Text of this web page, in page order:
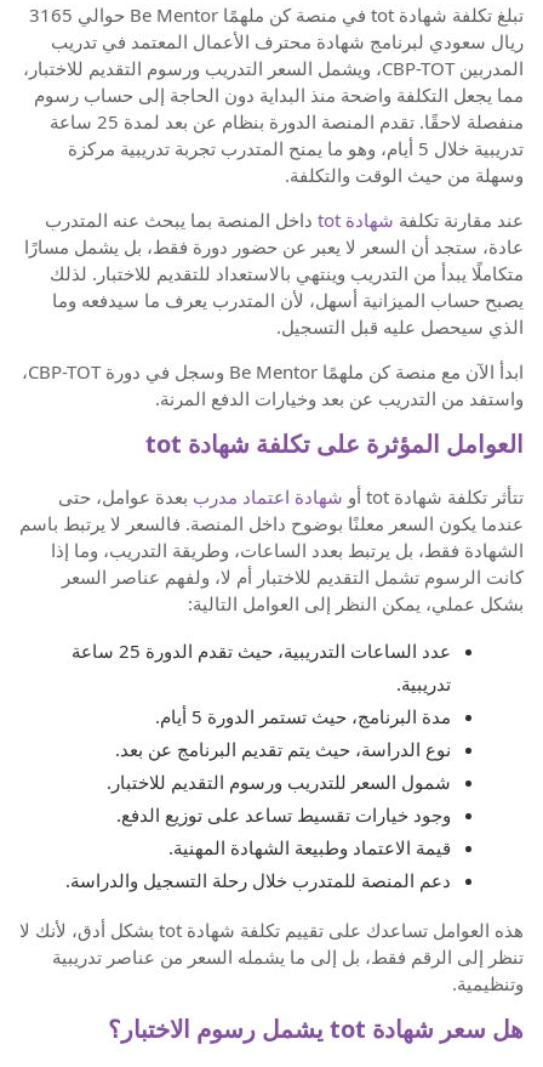
تبلغ تكلفة شهادة tot في منصة كن ملهمًا Be Mentor حوالي 3165
ريال سعودي لبرنامج شهادة محترف الأعمال المعتمد في تدريب
المدربين CBP-TOT، ويشمل السعر التدريب ورسوم التقديم للاختبار،
مما يجعل التكلفة واضحة منذ البداية دون الحاجة إلى حساب رسوم
منفصلة لاحقًا. تقدم المنصة الدورة بنظام عن بعد لمدة 25 ساعة
تدريبية خلال 5 أيام، وهو ما يمنح المتدرب تجربة تدريبية مركزة
وسهلة من حيث الوقت والتكلفة.
عند مقارنة تكلفة شهادة tot
داخل المنصة بما يبحث عنه المتدرب
عادة، ستجد أن السعر لا يعبر عن حضور دورة فقط، بل يشمل مسارًا
متكاملًا يبدأ من التدريب وينتهي بالاستعداد للتقديم للاختبار. لذلك
يصبح حساب الميزانية أسهل، لأن المتدرب يعرف ما سيدفعه وما
الذي سيحصل عليه قبل التسجيل.
ابدأ الآن مع منصة كن ملهمًا Be Mentor وسجل في دورة CBP-TOT،
واستفد من التدريب عن بعد وخيارات الدفع المرنة.
العوامل المؤثرة على تكلفة شهادة tot
تتأثر تكلفة شهادة tot أو شهادة اعتماد مدرب بعدة عوامل، حتى
عندما يكون السعر معلنًا بوضوح داخل المنصة. فالسعر لا يرتبط باسم
الشهادة فقط، بل يرتبط بعدد الساعات، وطريقة التدريب، وما إذا
كانت الرسوم تشمل التقديم للاختبار أم لا، ولفهم عناصر السعر
بشكل عملي، يمكن النظر إلى العوامل التالية:
عدد الساعات التدريبية، حيث تقدم الدورة 25 ساعة
تدريبية.
مدة البرنامج، حيث تستمر الدورة 5 أيام.
نوع الدراسة، حيث يتم تقديم البرنامج عن بعد.
شمول السعر للتدريب ورسوم التقديم للاختبار.
وجود خيارات تقسيط تساعد على توزيع الدفع.
قيمة الاعتماد وطبيعة الشهادة المهنية.
دعم المنصة للمتدرب خلال رحلة التسجيل والدراسة.
هذه العوامل تساعدك على تقييم تكلفة شهادة tot بشكل أدق، لأنك لا
تنظر إلى الرقم فقط، بل إلى ما يشمله السعر من عناصر تدريبية
وتنظيمية.
هل سعر شهادة tot يشمل رسوم الاختبار؟